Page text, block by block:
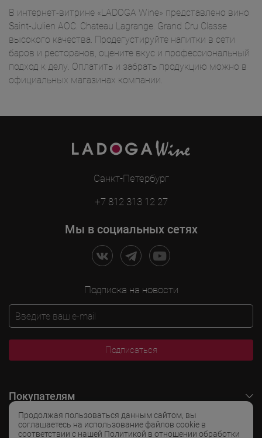
Продолжая пользоваться данным сайтом, вы
соглашаетесь на использование файлов cookie в
соответствии с нашей Политикой в отношении обработки
В интернет-витрине «LADOGA Wine» представлено вино
Saint-Julien AOC. Chateau Lagrange. Grand Cru Classe
высокого качества. Продегустируйте напитки в сети
баров и ресторанов, оцените вкус и профессиональный
подход к делу. Оплатить и забрать продукцию можно в
официальных магазинах компании.
Санкт-Петербург
+7 812 313 12 27
Мы в социальных сетях
Подписка на новости
Подписаться
Покупателям
O LADOGA Wine